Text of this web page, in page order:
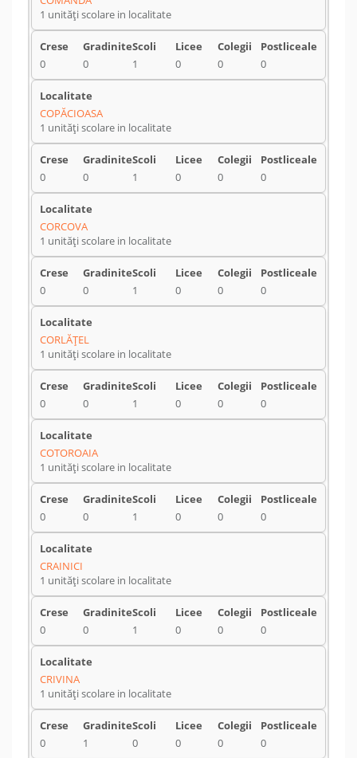
1 unități scolare in localitate
0 0 1 0 0 0
COPĂCIOASA
1 unități scolare in localitate
0 0 1 0 0 0
CORCOVA
1 unități scolare in localitate
0 0 1 0 0 0
CORLĂŢEL
1 unități scolare in localitate
0 0 1 0 0 0
COTOROAIA
1 unități scolare in localitate
0 0 1 0 0 0
CRAINICI
1 unități scolare in localitate
0 0 1 0 0 0
CRIVINA
1 unități scolare in localitate
0 1 0 0 0 0